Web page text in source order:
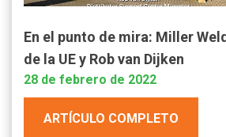
En el punto de mira: Miller
de la UE y Rob van Dijken
28 de febrero de 2022
ARTÍCULO COMPLETO